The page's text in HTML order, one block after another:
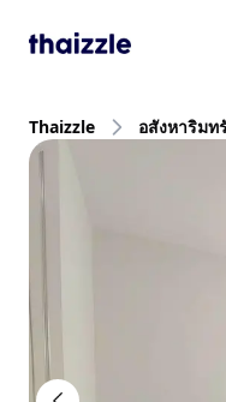
Thaizzle อสังหาริมท